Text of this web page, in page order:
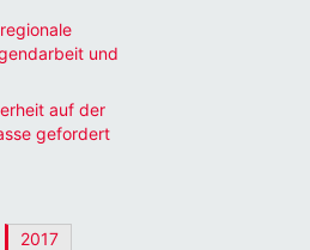
und
auf der
gefordert
2017